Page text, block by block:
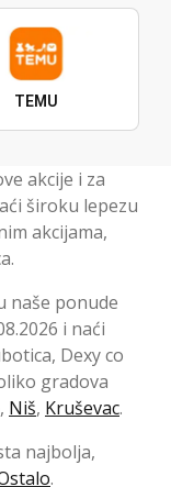
TEMU
akcije i za
široku lepezu
akcijama,
naše ponude
i naći
Dexy co
gradova
, Niš, Kruševac.
najbolja,
.